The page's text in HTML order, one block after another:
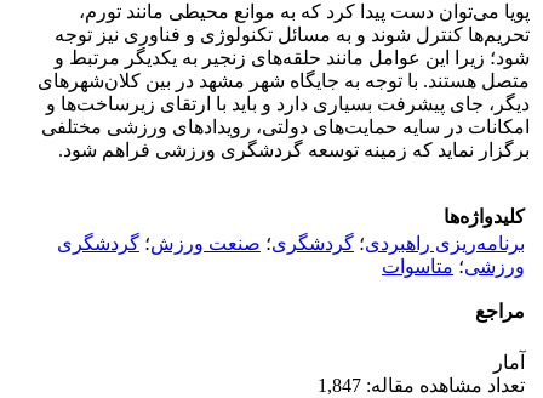
پویا می‌توان دست پیدا کرد که به موانع محیطی مانند تورم،
تحریم‌ها کنترل شوند و به مسائل تکنولوژی و فناوری نیز توجه
شود؛ زیرا این عوامل مانند حلقه‌های زنجیر به یکدیگر مرتبط و
متصل هستند. با توجه به جایگاه شهر مشهد در بین کلان‌شهرهای
دیگر، جای پیشرفت بسیاری دارد و باید با ارتقای زیرساخت‌ها و
امکانات در سایه حمایت‌های دولتی، رویدادهای ورزشی مختلفی
برگزار نماید که زمینه توسعه گردشگری ورزشی فراهم شود.
کلیدواژه‌ها
برنامه‌ریزی راهبردی؛ گردشگری؛ صنعت ورزش؛ گردشگری
ورزشی؛ متاسوات
مراجع
آمار
تعداد مشاهده مقاله: 1,847